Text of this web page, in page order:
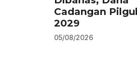
Cadangan
2029
05/08/2026